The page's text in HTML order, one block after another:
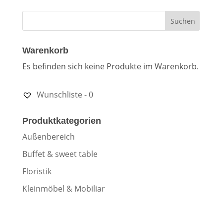
Warenkorb
Es befinden sich keine Produkte im Warenkorb.
Wunschliste -0
Produktkategorien
Außenbereich
Buffet & sweet table
Floristik
Kleinmöbel & Mobiliar